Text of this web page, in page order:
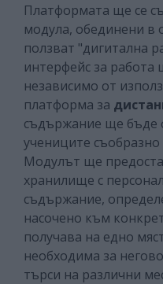
Платформата ще се
модула, обединени
ползват "дигитална
интерфейс за работа
независимо от
платформа за
съдържание ще бъде
учениците
Модулът ще
хранилище с
съдържание,
насочено към
получава на едно
необходима за
търси на различни